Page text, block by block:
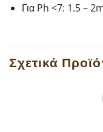
Για Ph <7: 1.5 –
Σχετικά